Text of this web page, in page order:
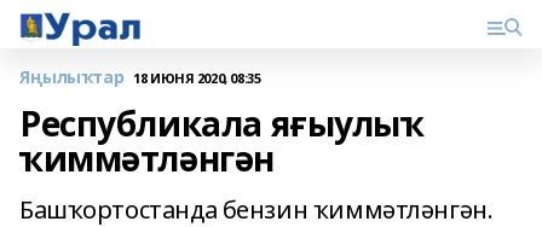
Яңылыҡтар 18 ИЮНЯ 2020, 08:35
Республикала яғыулыҡ
ҡиммәтләнгән
Башҡортостанда бензин ҡиммәтләнгән.